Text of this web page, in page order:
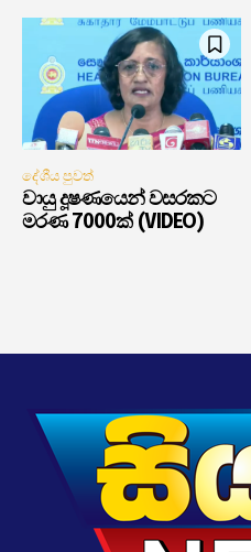
දේශීය පුවත්
වායු දූෂණයෙන් වසරකට
මරණ 7000ක් (VIDEO)